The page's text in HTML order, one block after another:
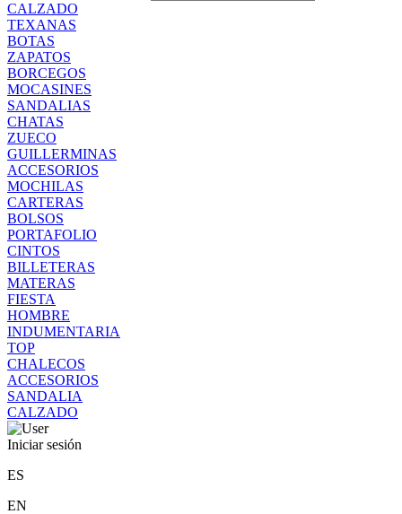
CALZADO
TEXANAS
BOTAS
ZAPATOS
BORCEGOS
MOCASINES
SANDALIAS
CHATAS
ZUECO
GUILLERMINAS
ACCESORIOS
MOCHILAS
CARTERAS
BOLSOS
PORTAFOLIO
CINTOS
BILLETERAS
MATERAS
FIESTA
HOMBRE
INDUMENTARIA
TOP
CHALECOS
ACCESORIOS
SANDALIA
CALZADO
Iniciar sesión
ES
EN